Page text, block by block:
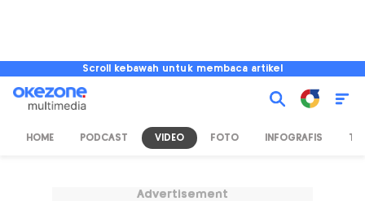
Scroll kebawah untuk membaca artikel
HOME PODCAST VIDEO FOTO INFOGRAFIS TV
Advertisement